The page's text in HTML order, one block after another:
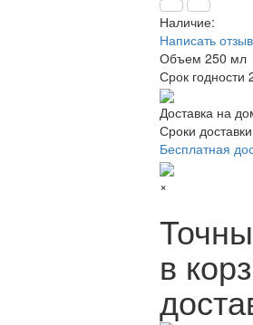
Наличие:
Написать отзыв
Объем 250 мл
Срок годности
Доставка на
Сроки
Бесплатная
×
в